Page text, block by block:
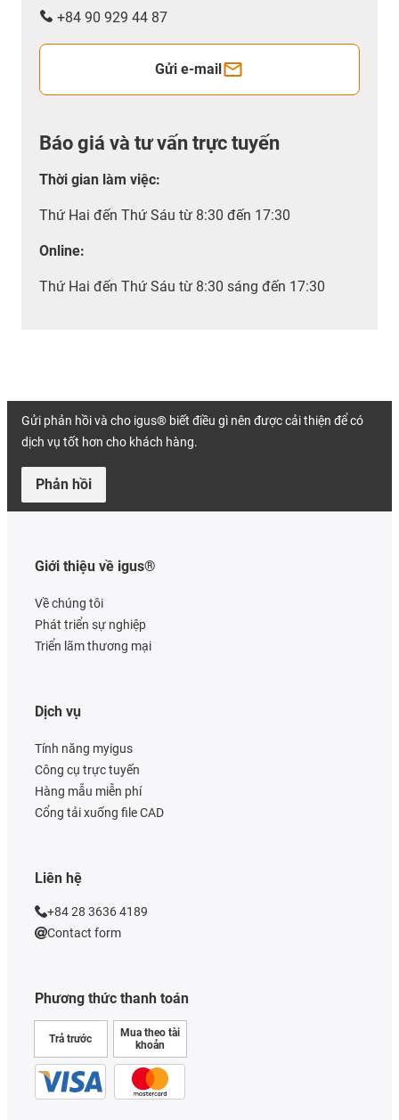
+84 90 929 44 87
Gửi e-mail
Báo giá và tư vấn trực tuyến
Thời gian làm việc:
Thứ Hai đến Thứ Sáu từ 8:30 đến 17:30
Online:
Thứ Hai đến Thứ Sáu từ 8:30 sáng đến 17:30
Gửi phản hồi và cho igus® biết điều gì nên được cải thiện để có
dịch vụ tốt hơn cho khách hàng.
Phản hồi
Giới thiệu về igus®
Về chúng tôi
Phát triển sự nghiệp
Triển lãm thương mại
Phương thức thanh toán
Trả trước
Mua theo tài
khoản
Dịch vụ
Tính năng myigus
Công cụ trực tuyến
Hàng mẫu miễn phí
Cổng tải xuống file CAD
Liên hệ
+84 28 3636 4189
Contact form